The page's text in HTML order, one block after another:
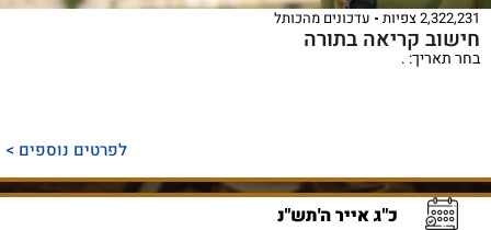
2,322,231 צפיות עדכונים מהכותל
חישוב קריאה בתורה
בחר תאריך: .
לפרטים נוספים >
כ"ג אייר ה'תש"נ